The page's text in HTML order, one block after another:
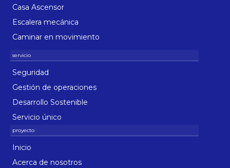
Casa Ascensor
Escalera mecánica
Caminar en movimiento
Seguridad
Gestión de operaciones
Desarrollo Sostenible
Servicio único
Inicio
Acerca de nosotros